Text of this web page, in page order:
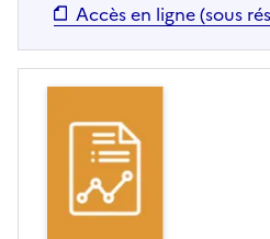
Accès en ligne (sous